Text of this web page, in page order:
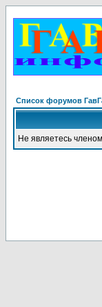
Список форумов
Не являетесь